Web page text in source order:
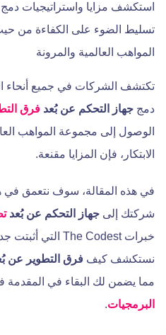
استكشف مزايا واستراتيجيات
تسليط الضوء على الكفاءة من
المواهب العالمية والمرونة
تكتشف الشركات في جميع أنحاء
دمج جهاز التحكم عن بُعد فرق
الوصول إلى مجموعة المواهب
الابتكار، فإن المزايا مقنعة.
في هذه المقالة، سوف نتعمق في
شركتك إلى جهاز التحكم عن بُعد
خبرات The Codest التي أثبتت جدارتها. انضم إلى
نستكشف كيف فرق التطوير عن
مما يضمن لك البقاء في
البرمجيات.